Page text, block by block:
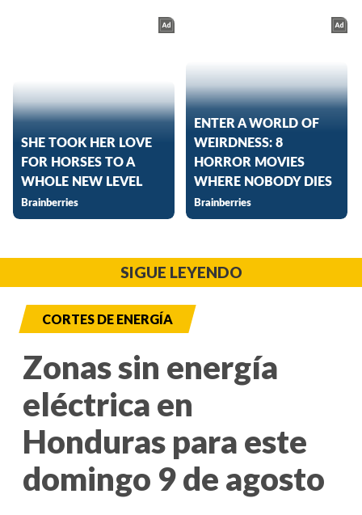
SIGUE LEYENDO
CORTES DE ENERGÍA
Zonas sin energía
eléctrica en
Honduras para este
domingo 9 de agosto